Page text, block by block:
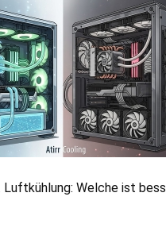
Luftkühlung: Welche ist